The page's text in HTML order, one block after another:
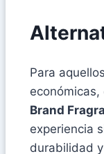
Para
Brand
experiencia
durabilidad